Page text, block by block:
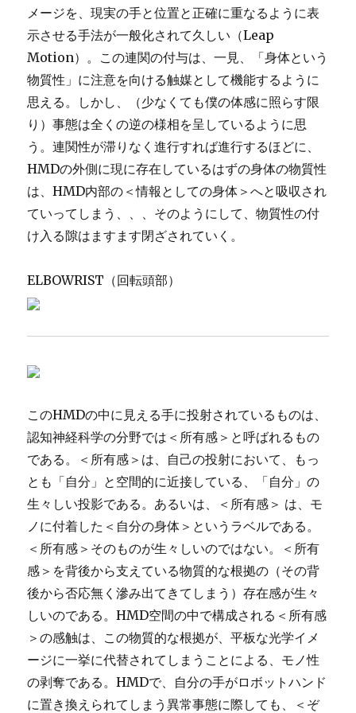
メージを、現実の手と位置と正確に重なるように表
示させる手法が一般化されて久しい（Leap
Motion）。この連関の付与は、一見、「身体という
物質性」に注意を向ける触媒として機能するように
思える。しかし、（少なくても僕の体感に照らす限
り）事態は全くの逆の様相を呈しているように思
う。連関性が滞りなく進行すれば進行するほどに、
HMDの外側に現に存在しているはずの身体の物質性
は、HMD内部の＜情報としての身体＞へと吸収され
ていってしまう、、、そのようにして、物質性の付
け入る隙はますます閉ざされていく。
ELBOWRIST（回転頭部）
このHMDの中に見える手に投射されているものは、
認知神経科学の分野では＜所有感＞と呼ばれるもの
である。＜所有感＞は、自己の投射において、もっ
とも「自分」と空間的に近接している、「自分」の
生々しい投影である。あるいは、＜所有感＞ は、モ
ノに付着した＜自分の身体＞というラベルである。
＜所有感＞そのものが生々しいのではない。＜所有
感＞を背後から支えている物質的な根拠の（その背
後から否応無く滲み出てきてしまう）存在感が生々
しいのである。HMD空間の中で構成される＜所有感
＞の感触は、この物質的な根拠が、平板な光学イメ
ージに一挙に代替されてしまうことによる、モノ性
の剥奪である。HMDで、自分の手がロボットハンド
に置き換えられてしまう異常事態に際しても、＜ぞ